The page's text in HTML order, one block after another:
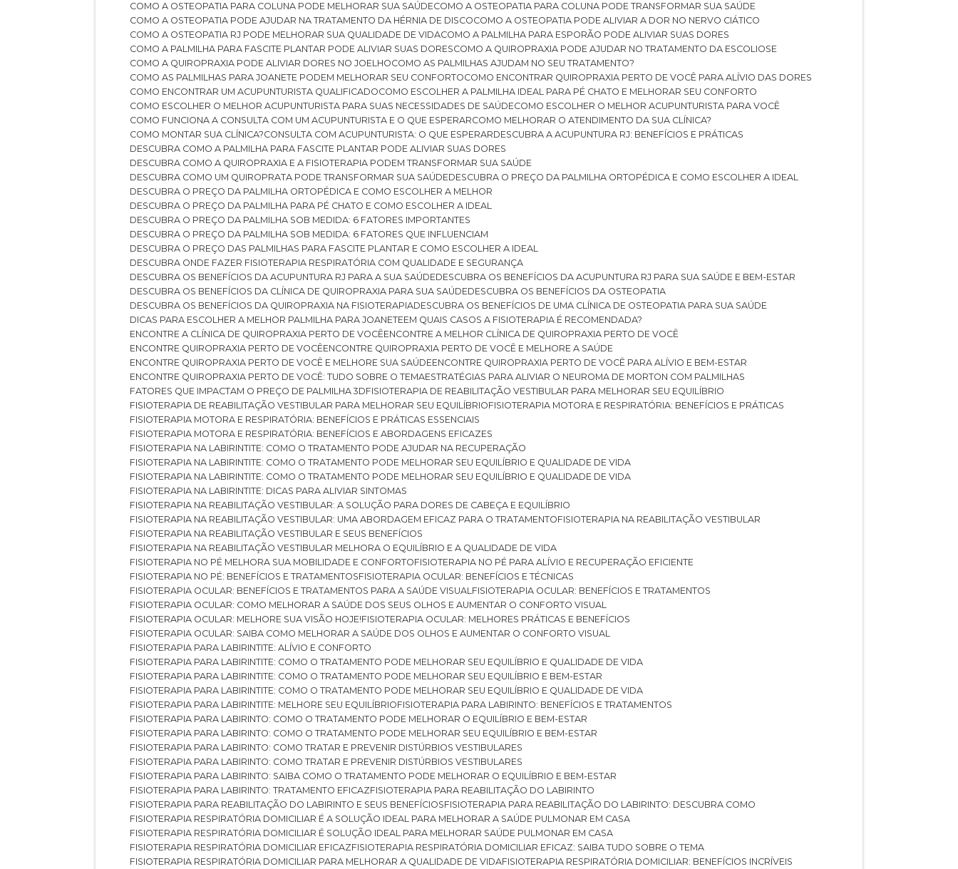
COMO A OSTEOPATIA PARA COLUNA PODE MELHORAR SUA SAÚDE
COMO A OSTEOPATIA PARA COLUNA PODE TRANSFORMAR SUA SAÚDE
COMO A OSTEOPATIA PODE AJUDAR NA TRATAMENTO DA HÉRNIA DE DISCO
COMO A OSTEOPATIA PODE ALIVIAR A DOR NO NERVO CIÁTICO
COMO A OSTEOPATIA RJ PODE MELHORAR SUA QUALIDADE DE VIDA
COMO A PALMILHA PARA ESPORÃO PODE ALIVIAR SUAS DORES
COMO A PALMILHA PARA FASCITE PLANTAR PODE ALIVIAR SUAS DORES
COMO A QUIROPRAXIA PODE AJUDAR NO TRATAMENTO DA ESCOLIOSE
COMO A QUIROPRAXIA PODE ALIVIAR DORES NO JOELHO
COMO AS PALMILHAS AJUDAM NO SEU TRATAMENTO?
COMO AS PALMILHAS PARA JOANETE PODEM MELHORAR SEU CONFORTO
COMO ENCONTRAR QUIROPRAXIA PERTO DE VOCÊ PARA ALÍVIO DAS DORES
COMO ENCONTRAR UM ACUPUNTURISTA QUALIFICADO
COMO ESCOLHER A PALMILHA IDEAL PARA PÉ CHATO E MELHORAR SEU CONFORTO
COMO ESCOLHER O MELHOR ACUPUNTURISTA PARA SUAS NECESSIDADES DE SAÚDE
COMO ESCOLHER O MELHOR ACUPUNTURISTA PARA VOCÊ
COMO FUNCIONA A CONSULTA COM UM ACUPUNTURISTA E O QUE ESPERAR
COMO MELHORAR O ATENDIMENTO DA SUA CLÍNICA?
COMO MONTAR SUA CLÍNICA?
CONSULTA COM ACUPUNTURISTA: O QUE ESPERAR
DESCUBRA A ACUPUNTURA RJ: BENEFÍCIOS E PRÁTICAS
DESCUBRA COMO A PALMILHA PARA FASCITE PLANTAR PODE ALIVIAR SUAS DORES
DESCUBRA COMO A QUIROPRAXIA E A FISIOTERAPIA PODEM TRANSFORMAR SUA SAÚDE
DESCUBRA COMO UM QUIROPRATA PODE TRANSFORMAR SUA SAÚDE
DESCUBRA O PREÇO DA PALMILHA ORTOPÉDICA E COMO ESCOLHER A IDEAL
DESCUBRA O PREÇO DA PALMILHA ORTOPÉDICA E COMO ESCOLHER A MELHOR
DESCUBRA O PREÇO DA PALMILHA PARA PÉ CHATO E COMO ESCOLHER A IDEAL
DESCUBRA O PREÇO DA PALMILHA SOB MEDIDA: 6 FATORES IMPORTANTES
DESCUBRA O PREÇO DA PALMILHA SOB MEDIDA: 6 FATORES QUE INFLUENCIAM
DESCUBRA O PREÇO DAS PALMILHAS PARA FASCITE PLANTAR E COMO ESCOLHER A IDEAL
DESCUBRA ONDE FAZER FISIOTERAPIA RESPIRATÓRIA COM QUALIDADE E SEGURANÇA
DESCUBRA OS BENEFÍCIOS DA ACUPUNTURA RJ PARA A SUA SAÚDE
DESCUBRA OS BENEFÍCIOS DA ACUPUNTURA RJ PARA SUA SAÚDE E BEM-ESTAR
DESCUBRA OS BENEFÍCIOS DA CLÍNICA DE QUIROPRAXIA PARA SUA SAÚDE
DESCUBRA OS BENEFÍCIOS DA OSTEOPATIA
DESCUBRA OS BENEFÍCIOS DA QUIROPRAXIA NA FISIOTERAPIA
DESCUBRA OS BENEFÍCIOS DE UMA CLÍNICA DE OSTEOPATIA PARA SUA SAÚDE
DICAS PARA ESCOLHER A MELHOR PALMILHA PARA JOANETE EM QUAIS CASOS A FISIOTERAPIA É RECOMENDADA?
ENCONTRE A CLÍNICA DE QUIROPRAXIA PERTO DE VOCÊ ENCONTRE A MELHOR CLÍNICA DE QUIROPRAXIA PERTO DE VOCÊ
ENCONTRE QUIROPRAXIA PERTO DE VOCÊ ENCONTRE QUIROPRAXIA PERTO DE VOCÊ E MELHORE A SAÚDE
ENCONTRE QUIROPRAXIA PERTO DE VOCÊ E MELHORE SUA SAÚDE ENCONTRE QUIROPRAXIA PERTO DE VOCÊ PARA ALÍVIO E BEM-ESTAR
ENCONTRE QUIROPRAXIA PERTO DE VOCÊ: TUDO SOBRE O TEMA ESTRATÉGIAS PARA ALIVIAR O NEUROMA DE MORTON COM PALMILHAS
FATORES QUE IMPACTAM O PREÇO DE PALMILHA 3D
FISIOTERAPIA DE REABILITAÇÃO VESTIBULAR PARA MELHORAR SEU EQUILÍBRIO
FISIOTERAPIA DE REABILITAÇÃO VESTIBULAR PARA MELHORAR SEU EQUILÍBRIO
FISIOTERAPIA MOTORA E RESPIRATÓRIA: BENEFÍCIOS E PRÁTICAS
FISIOTERAPIA MOTORA E RESPIRATÓRIA: BENEFÍCIOS E PRÁTICAS ESSENCIAIS
FISIOTERAPIA MOTORA E RESPIRATÓRIA: BENEFÍCIOS E ABORDAGENS EFICAZES
FISIOTERAPIA NA LABIRINTITE: COMO O TRATAMENTO PODE AJUDAR NA RECUPERAÇÃO
FISIOTERAPIA NA LABIRINTITE: COMO O TRATAMENTO PODE MELHORAR SEU EQUILÍBRIO E QUALIDADE DE VIDA
FISIOTERAPIA NA LABIRINTITE: COMO O TRATAMENTO PODE MELHORAR SEU EQUILÍBRIO E QUALIDADE DE VIDA
FISIOTERAPIA NA LABIRINTITE: DICAS PARA ALIVIAR SINTOMAS
FISIOTERAPIA NA REABILITAÇÃO VESTIBULAR: A SOLUÇÃO PARA DORES DE CABEÇA E EQUILÍBRIO
FISIOTERAPIA NA REABILITAÇÃO VESTIBULAR: UMA ABORDAGEM EFICAZ PARA O TRATAMENTO
FISIOTERAPIA NA REABILITAÇÃO VESTIBULAR
FISIOTERAPIA NA REABILITAÇÃO VESTIBULAR E SEUS BENEFÍCIOS
FISIOTERAPIA NA REABILITAÇÃO VESTIBULAR MELHORA O EQUILÍBRIO E A QUALIDADE DE VIDA
FISIOTERAPIA NO PÉ MELHORA SUA MOBILIDADE E CONFORTO
FISIOTERAPIA NO PÉ PARA ALÍVIO E RECUPERAÇÃO EFICIENTE
FISIOTERAPIA NO PÉ: BENEFÍCIOS E TRATAMENTOS
FISIOTERAPIA OCULAR: BENEFÍCIOS E TÉCNICAS
FISIOTERAPIA OCULAR: BENEFÍCIOS E TRATAMENTOS PARA A SAÚDE VISUAL FISIOTERAPIA OCULAR: BENEFÍCIOS E TRATAMENTOS
FISIOTERAPIA OCULAR: COMO MELHORAR A SAÚDE DOS SEUS OLHOS E AUMENTAR O CONFORTO VISUAL
FISIOTERAPIA OCULAR: MELHORE SUA VISÃO HOJE! FISIOTERAPIA OCULAR: MELHORES PRÁTICAS E BENEFÍCIOS
FISIOTERAPIA OCULAR: SAIBA COMO MELHORAR A SAÚDE DOS OLHOS E AUMENTAR O CONFORTO VISUAL
FISIOTERAPIA PARA LABIRINTITE: ALÍVIO E CONFORTO
FISIOTERAPIA PARA LABIRINTITE: COMO O TRATAMENTO PODE MELHORAR SEU EQUILÍBRIO E QUALIDADE DE VIDA
FISIOTERAPIA PARA LABIRINTITE: COMO O TRATAMENTO PODE MELHORAR SEU EQUILÍBRIO E BEM-ESTAR
FISIOTERAPIA PARA LABIRINTITE: COMO O TRATAMENTO PODE MELHORAR SEU EQUILÍBRIO E QUALIDADE DE VIDA
FISIOTERAPIA PARA LABIRINTITE: MELHORE SEU EQUILÍBRIO
FISIOTERAPIA PARA LABIRINTO: BENEFÍCIOS E TRATAMENTOS
FISIOTERAPIA PARA LABIRINTO: COMO O TRATAMENTO PODE MELHORAR O EQUILÍBRIO E BEM-ESTAR
FISIOTERAPIA PARA LABIRINTO: COMO O TRATAMENTO PODE MELHORAR SEU EQUILÍBRIO E BEM-ESTAR
FISIOTERAPIA PARA LABIRINTO: COMO TRATAR E PREVENIR DISTÚRBIOS VESTIBULARES
FISIOTERAPIA PARA LABIRINTO: COMO TRATAR E PREVENIR DISTÚRBIOS VESTIBULARES
FISIOTERAPIA PARA LABIRINTO: SAIBA COMO O TRATAMENTO PODE MELHORAR O EQUILÍBRIO E BEM-ESTAR
FISIOTERAPIA PARA LABIRINTO: TRATAMENTO EFICAZ FISIOTERAPIA PARA REABILITAÇÃO DO LABIRINTO
FISIOTERAPIA PARA REABILITAÇÃO DO LABIRINTO E SEUS BENEFÍCIOS
FISIOTERAPIA PARA REABILITAÇÃO DO LABIRINTO: DESCUBRA COMO
FISIOTERAPIA RESPIRATÓRIA DOMICILIAR É A SOLUÇÃO IDEAL PARA MELHORAR A SAÚDE PULMONAR EM CASA
FISIOTERAPIA RESPIRATÓRIA DOMICILIAR É SOLUÇÃO IDEAL PARA MELHORAR SAÚDE PULMONAR EM CASA
FISIOTERAPIA RESPIRATÓRIA DOMICILIAR EFICAZ FISIOTERAPIA RESPIRATÓRIA DOMICILIAR EFICAZ: SAIBA TUDO SOBRE O TEMA
FISIOTERAPIA RESPIRATÓRIA DOMICILIAR PARA MELHORAR A QUALIDADE DE VIDA FISIOTERAPIA RESPIRATÓRIA DOMICILIAR: BENEFÍCIOS INCRÍVEIS